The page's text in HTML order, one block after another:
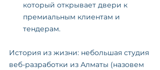
который открывает двери к
премиальным клиентам и
тендерам.
История из жизни: небольшая студия
веб-разработки из Алматы (назовем